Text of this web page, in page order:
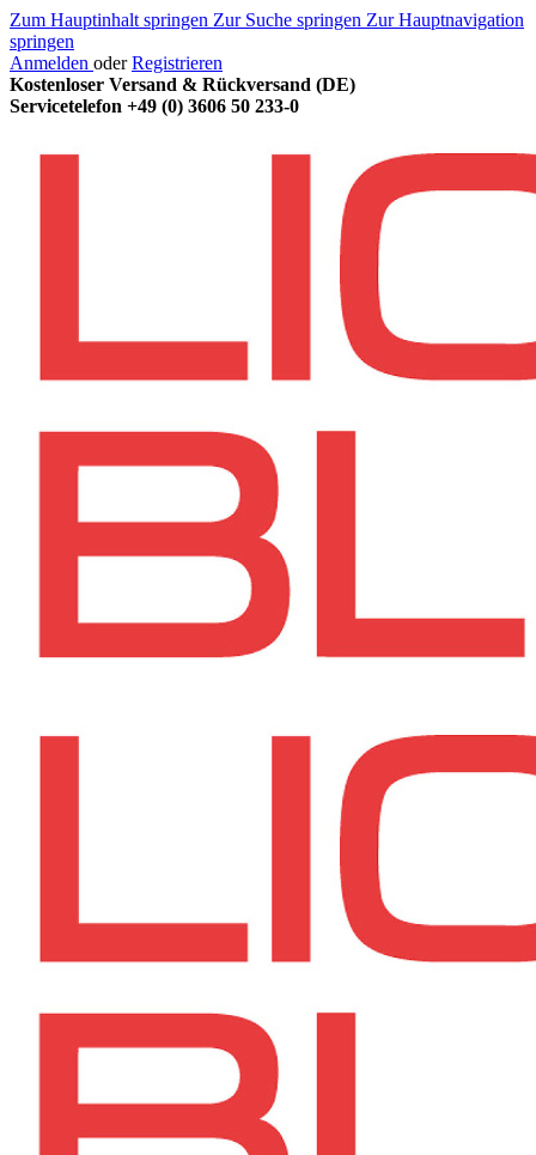
Zum Hauptinhalt springen Zur Suche springen Zur Hauptnavigation
springen
Anmelden oder Registrieren
Kostenloser Versand & Rückversand (DE)
Servicetelefon +49 (0) 3606 50 233-0